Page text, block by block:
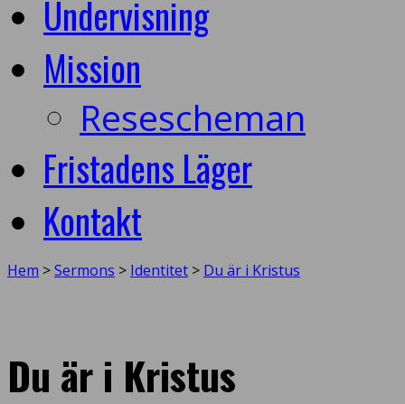
Undervisning
Mission
Resescheman
Fristadens Läger
Kontakt
Hem >Sermons > Identitet > Du är i Kristus
Du är i Kristus